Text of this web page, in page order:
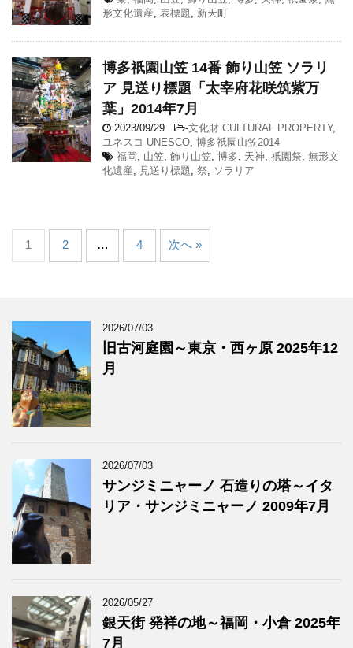
形文化遺産 表標題 新天町
博多祇園山笠 14番 飾り山笠 ソラリ
ア 見送り標題「太宰府花咲筑紫万
葉」2014年7月
2023/09/29 -文化財 CULTURAL PROPERTY,
ユネスコ UNESCO 博多祇園山笠2014
福岡
山笠 飾り山笠 博多 天神 祇園祭 無形文
化遺産
見送り標題 祭 ソラリア
1 2 … 4 次へ »
2026/07/03
旧古河庭園～東京・西ヶ原 2025年12
月
2026/07/03
サンジミニャーノ 石造りの塔～イタ
リア・サンジミニャーノ 2009年7月
2026/05/27
銀天街 発祥の地～福岡・小倉 2025年
7月